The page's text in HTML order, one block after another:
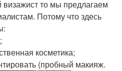
то мы предлагаем
Потому что здесь
косметика;
(пробный макияж.